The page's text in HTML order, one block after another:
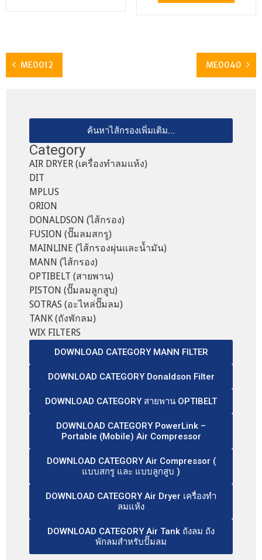
ME0012 ME0040
ค้นหาไส้กรองเพิ่มเติม...
Category
AIR DRYER (เครื่องทำลมแห้ง)
DIT
MPLUS
ORION
DONALDSON (ไส้กรอง)
FUSION (ปั๊มลมสกรู)
MAINLINE (ไส้กรองผุ่นและน้ำมัน)
MANN (ไส้กรอง)
OPTIBELT (สายพาน)
PISTON (ปั๊มลมลูกสูบ)
SOTRAS (อะไหล่ปั๊มลม)
TANK (ถังพักลม)
WIX FILTERS
DOWNLOAD CATEGORY MANN FILTER
DOWNLOAD CATEGORY Donaldson Filter
DOWNLOAD CATEGORY สายพาน OPTIBELT
DOWNLOAD CATEGORY PowerLink –
Portable (Mobile) Air Compressor
DOWNLOAD CATEGORY Air Compressor (
แบบสกรู และ แบบลูกสูบ )
DOWNLOAD CATEGORY Air Dryer เครื่องทำ
ลมแห้ง
DOWNLOAD CATEGORY Air Tank ถังลม ถัง
พักลมสำหรับปั๊มลม